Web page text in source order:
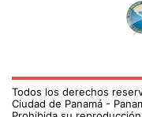
Todos los derechos
Ciudad de Panamá -